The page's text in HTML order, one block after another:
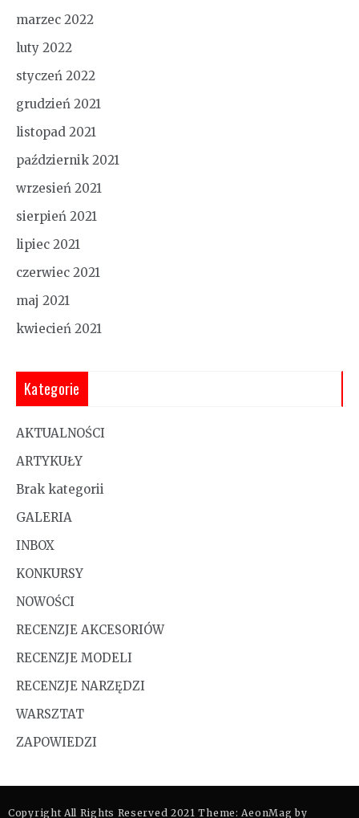
marzec 2022
luty 2022
styczeń 2022
grudzień 2021
listopad 2021
październik 2021
wrzesień 2021
sierpień 2021
lipiec 2021
czerwiec 2021
maj 2021
kwiecień 2021
Kategorie
AKTUALNOŚCI
ARTYKUŁY
Brak kategorii
GALERIA
INBOX
KONKURSY
NOWOŚCI
RECENZJE AKCESORIÓW
RECENZJE MODELI
RECENZJE NARZĘDZI
WARSZTAT
ZAPOWIEDZI
Copyright All Rights Reserved 2021 Theme: AeonMag by